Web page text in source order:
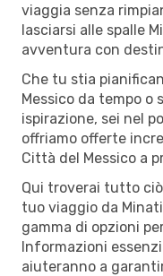
viaggia senza
lasciarsi alle spalle
avventura con
Che tu stia
Messico da tempo o
ispirazione, sei nel
offriamo offerte
Città del Messico a
Qui troverai tutto
tuo viaggio da
gamma di opzioni
Informazioni
aiuteranno a